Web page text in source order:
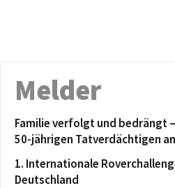
Melder
Familie verfolgt und bedrängt
50-jährigen Tatverdächtigen
1. Internationale
Deutschland